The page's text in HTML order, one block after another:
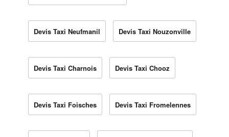
Devis Taxi Neufmanil Devis Taxi Nouzonville
Devis Taxi Charnois Devis Taxi Chooz
Devis Taxi Foisches Devis Taxi Fromelennes